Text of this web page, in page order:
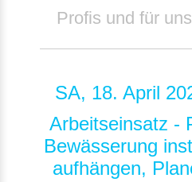
Profis und für
SA, 18. April
Arbeitseinsatz -
Bewässerung
aufhängen,